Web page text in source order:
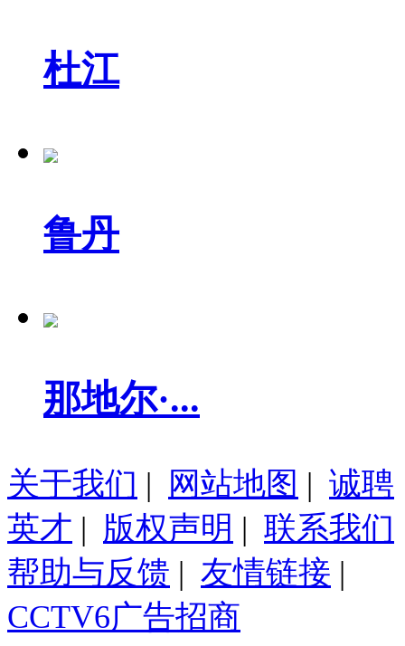
杜江
鲁丹
那地尔·...
关于我们 | 网站地图 | 诚聘
英才 | 版权声明 | 联系我们
帮助与反馈 | 友情链接 |
CCTV6广告招商